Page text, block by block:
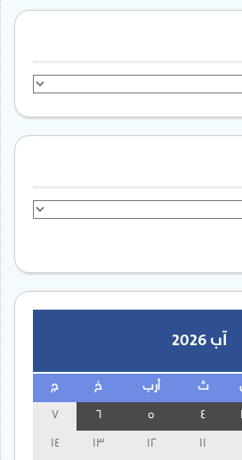
آب 2026
ث أرب خ ج
13
14